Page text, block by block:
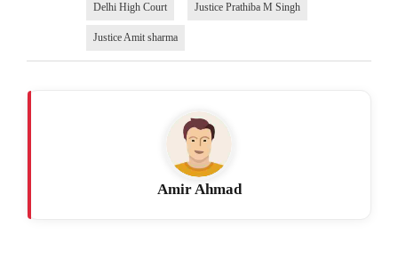
Delhi High Court Justice Prathiba M Singh
Justice Amit sharma
Amir Ahmad